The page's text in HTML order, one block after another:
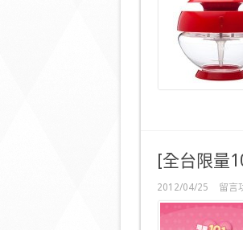
Kitty
水
濾
香
薰
空
[全台限量
2012/04/25
在
〈[全
限
留言